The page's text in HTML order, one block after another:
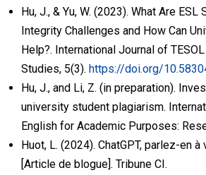
Hu, J., & Yu, W. (2023). What Are ESL
Integrity Challenges and How Can
Help?. International Journal of TESOL
Studies, 5(3). https://doi.org/
Hu, J., and Li, Z. (in preparation).
university student plagiarism.
English for Academic Purposes:
Huot, L. (2024). ChatGPT, parlez-en
[Article de blogue]. Tribune CI.